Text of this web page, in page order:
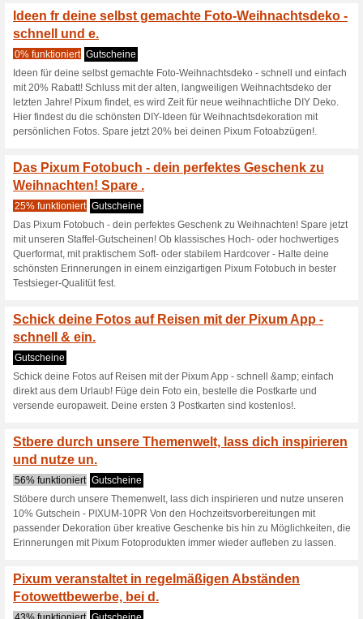
Aktuelle Angebote
Pixum Gutschein:
100% funktioniert
Pixum Gutschein: 15 CHF
eingeben.rrGilt ab einem
Pixum
Pixum Gutscheincode: 8
einem Bestellwert von 69
Das Pixum